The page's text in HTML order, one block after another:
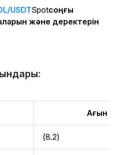
USDTSpotсоңғы
және деректерін
Ағын
(8.2)